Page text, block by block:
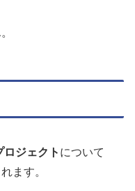
ジェクト について
ます。